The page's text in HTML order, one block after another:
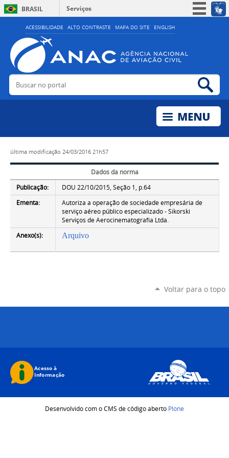
ACESSIBILIDADE ALTO CONTRASTE MAPA DO SITE ENGLISH
BRASIL
Serviços
Simplifique!
Acesso à informação
Legislação
Buscar no portal
última modificação 24/03/2016 21h57
Dados da norma
Publicação:
DOU 22/10/2015, Seção 1, p.64
Ementa:
Autoriza a operação de sociedade empresária de
serviço aéreo público especializado - Sikorski
Serviços de Aerocinematografia Ltda.
Anexo(s):
Arquivo
Voltar para o topo
Desenvolvido com o CMS de código aberto Plone